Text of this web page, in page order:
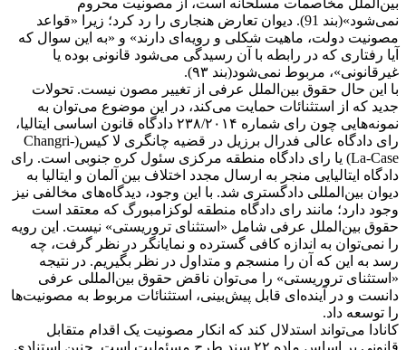
نمی‌شود»(بند 91). دیوان تعارض هنجاری را رد کرد؛ زیرا «قواعد
مصونیت دولت، ماهیت شکلی و رویه‌ای دارند» و «به این سوال که
آیا رفتاری که در رابطه با آن رسیدگی می‌شود قانونی بوده یا
غیرقانونی»، مربوط نمی‌شود(بند ۹۳).
با این حال حقوق بین‌الملل عرفی از تغییر مصون نیست. تحولات
جدید که از استثنائات حمایت می‌کند، در این موضوع می‌توان به
نمونه‌هایی چون رای شماره ۲۳۸/۲۰۱۴ دادگاه قانون اساسی ایتالیا،
رای دادگاه عالی فدرال برزیل در قضیه چانگری لا کیس(Changri-
La-Case) یا رای دادگاه منطقه مرکزی سئول کره جنوبی است. رای
دادگاه ایتالیایی منجر به ارسال مجدد اختلاف بین آلمان و ایتالیا به
دیوان بین‌المللی دادگستری شد. با این وجود، دیدگاه‌های مخالفی نیز
وجود دارد؛ مانند رای دادگاه منطقه لوکزامبورگ که معتقد است
حقوق بین‌الملل عرفی شامل «استثنای تروریستی» نیست. این رویه
را نمی‌توان به اندازه کافی گسترده و نمایانگر در نظر گرفت، چه
رسد به این که آن را منسجم و متداول در نظر بگیریم. در نتیجه
«استثنای تروریستی» را می‌توان ناقض حقوق بین‌المللی عرفی
دانست و در آینده‌ای قابل پیش‌بینی، استثنائات مربوط به مصونیت‌ها
را توسعه داد.
کانادا می‌تواند استدلال کند که انکار مصونیت یک اقدام متقابل
قانونی بر اساس ماده ۲۲ سند طرح مسئولیت است. چنین استنادی